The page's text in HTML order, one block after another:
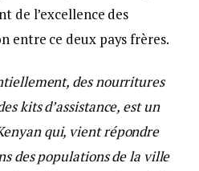
de l’excellence des
entre ce deux pays frères.
des nourritures
kits d’assistance, est un
qui, vient répondre
des populations de la ville